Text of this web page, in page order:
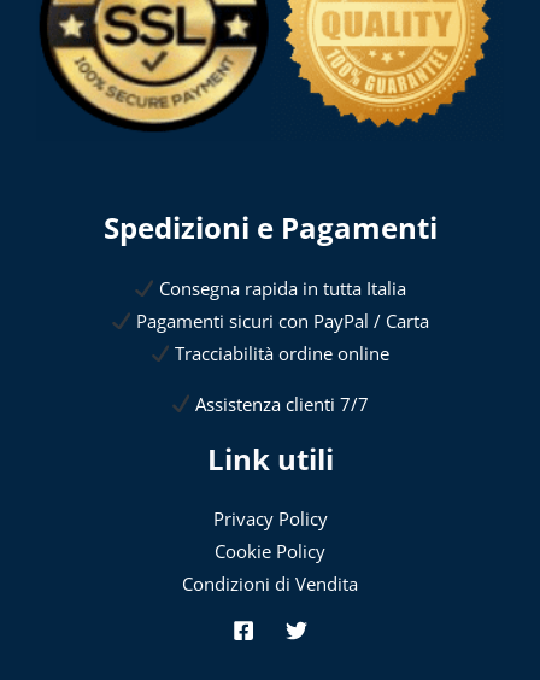
Spedizioni e Pagamenti
Consegna rapida in tutta Italia
Pagamenti sicuri con PayPal / Carta
Tracciabilità ordine online
Assistenza clienti 7/7
Link utili
Privacy Policy
Cookie Policy
Condizioni di Vendita